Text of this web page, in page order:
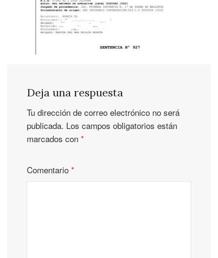
Deja una respuesta
Tu dirección de correo electrónico no será
publicada. Los campos obligatorios están
marcados con *
Comentario *